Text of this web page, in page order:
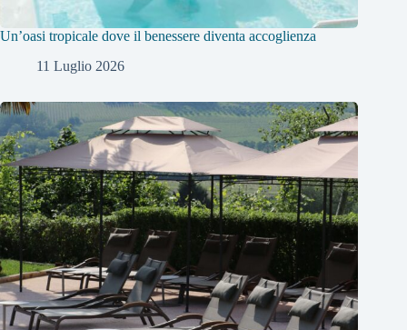
Un’oasi tropicale dove il benessere diventa accoglienza
11 Luglio 2026